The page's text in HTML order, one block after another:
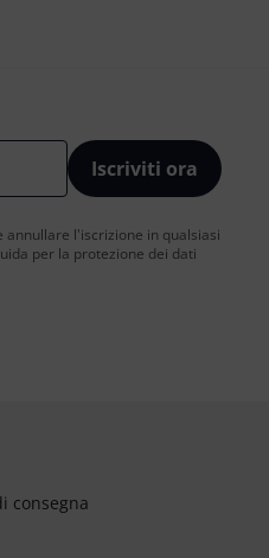
Iscriviti ora
annullare l'iscrizione in qualsiasi
per la protezione dei dati
consegna